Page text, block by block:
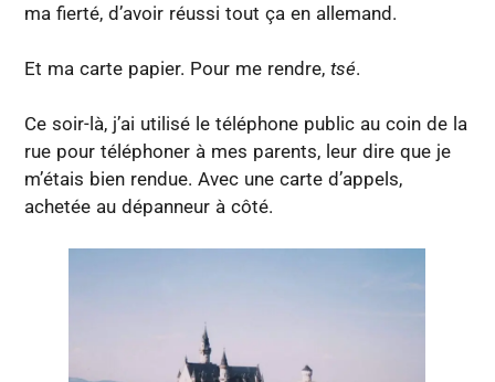
ma fierté, d’avoir réussi tout ça en allemand.
Et ma carte papier. Pour me rendre,tsé.
Ce soir-là, j’ai utilisé le téléphone public au coin de la
rue pour téléphoner à mes parents, leur dire que je
m’étais bien rendue. Avec une carte d’appels,
achetée au dépanneur à côté.